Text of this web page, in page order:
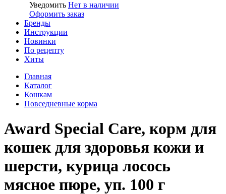
Уведомить Нет в наличии
Оформить заказ
Бренды
Инструкции
Новинки
По рецепту
Хиты
Главная
Каталог
Кошкам
Повседневные корма
Award Special Care, корм для
кошек для здоровья кожи и
шерсти, курица лосось
мясное пюре, уп. 100 г